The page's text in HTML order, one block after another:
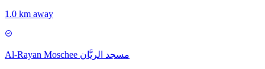
1.0 km away
Al-Rayan Moschee مسجد الريَّان